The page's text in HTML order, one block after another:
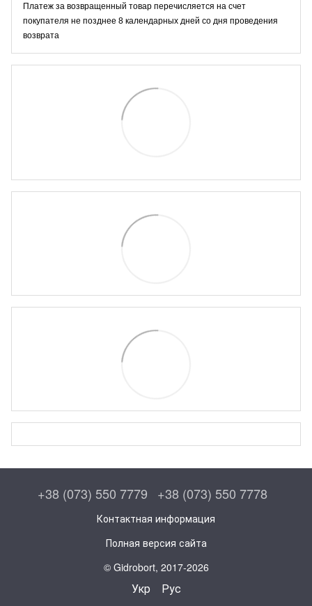
Платеж за возвращенный товар перечисляется на счет
покупателя не позднее 8 календарных дней со дня проведения
возврата
+38 (073) 550 7779 +38 (073) 550 7778
Контактная информация
Полная версия сайта
© Gidrobort, 2017-2026
Укр Рус